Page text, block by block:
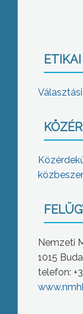
Nemzeti
1015
telefon: